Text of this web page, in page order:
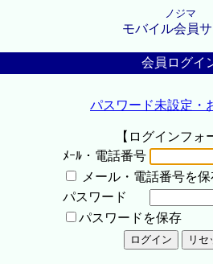
ノジマ
モバイル会員サ
会員ログイ
パスワード未設定・
【ログインフォ
ﾒｰﾙ・電話番号
メール・電話番号を保
パスワード
パスワードを保存